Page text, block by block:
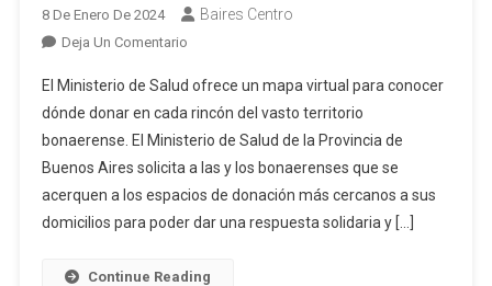
8 De Enero De 2024 Baires Centro
Deja Un ComentarioEn
Provincia
Convoca
A
Los
Bonaerenses
A
Sangre
El Ministerio de Salud ofrece un mapa virtual para conocer
dónde donar en cada rincón del vasto territorio
bonaerense. El Ministerio de Salud de la Provincia de
Buenos Aires solicita a las y los bonaerenses que se
acerquen a los espacios de donación más cercanos a sus
domicilios para poder dar una respuesta solidaria y […]
Continue Reading